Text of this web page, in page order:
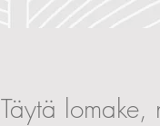
Täytä lomake,